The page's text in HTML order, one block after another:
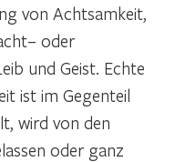
von Achtsamkeit,
oder
und Geist. Echte
ist im Gegenteil
wird von den
oder ganz